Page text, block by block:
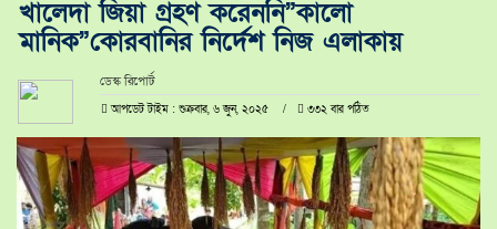
খালেদা জিয়া গ্রহণ করেননি”কালো
মানিক”কোরবানির নির্দেশ নিজ এলাকায়
ডেস্ক রিপোর্ট
আপডেট টাইম : শুক্রবার, ৬ জুন, ২০২৫ ৩৩২ বার পঠিত